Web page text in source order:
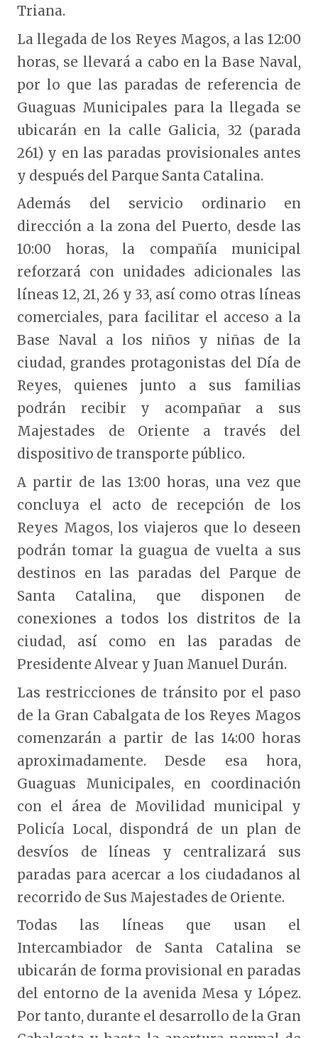
Triana.
La llegada de los Reyes Magos, a las 12:00
horas, se llevará a cabo en la Base Naval,
por lo que las paradas de referencia de
Guaguas Municipales para la llegada se
ubicarán en la calle Galicia, 32 (parada
261) y en las paradas provisionales antes
y después del Parque Santa Catalina.
Además del servicio ordinario en
dirección a la zona del Puerto, desde las
10:00 horas, la compañía municipal
reforzará con unidades adicionales las
líneas 12, 21, 26 y 33, así como otras líneas
comerciales, para facilitar el acceso a la
Base Naval a los niños y niñas de la
ciudad, grandes protagonistas del Día de
Reyes, quienes junto a sus familias
podrán recibir y acompañar a sus
Majestades de Oriente a través del
dispositivo de transporte público.
A partir de las 13:00 horas, una vez que
concluya el acto de recepción de los
Reyes Magos, los viajeros que lo deseen
podrán tomar la guagua de vuelta a sus
destinos en las paradas del Parque de
Santa Catalina, que disponen de
conexiones a todos los distritos de la
ciudad, así como en las paradas de
Presidente Alvear y Juan Manuel Durán.
Las restricciones de tránsito por el paso
de la Gran Cabalgata de los Reyes Magos
comenzarán a partir de las 14:00 horas
aproximadamente. Desde esa hora,
Guaguas Municipales, en coordinación
con el área de Movilidad municipal y
Policía Local, dispondrá de un plan de
desvíos de líneas y centralizará sus
paradas para acercar a los ciudadanos al
recorrido de Sus Majestades de Oriente.
Todas las líneas que usan el
Intercambiador de Santa Catalina se
ubicarán de forma provisional en paradas
del entorno de la avenida Mesa y López.
Por tanto, durante el desarrollo de la Gran